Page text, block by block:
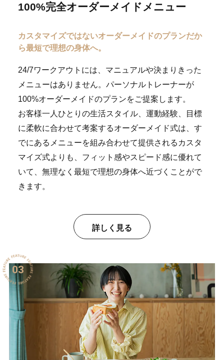
100%完全オーダーメイドメニュー
カスタマイズではないオーダーメイドのプランだか
ら最短で理想の身体へ。
24/7ワークアウトには、マニュアルや決まりきった
メニューはありません。パーソナルトレーナーが
100%オーダーメイドのプランをご提案します。
お客様一人ひとりの生活スタイル、運動経験、目標
に柔軟に合わせて考案するオーダーメイド式は、す
でにあるメニューを組み合わせて提供されるカスタ
マイズ式よりも、フィット感やスピード感に優れて
いて、無理なく最短で理想の身体へ近づくことがで
きます。
詳しく見る
03